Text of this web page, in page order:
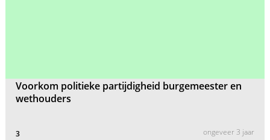
Voorkom politieke partijdigheid burgemeester en
wethouders
3 ongeveer 3 jaar